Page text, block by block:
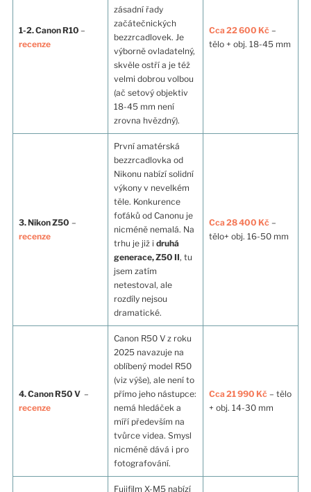
1-2. Canon R10 –
recenze
zásadní řady
začátečnických
bezzrcadlovek. Je
výborně ovladatelný,
skvěle ostří a je též
velmi dobrou volbou
(ač setový objektiv
18-45 mm není
zrovna hvězdný).
Cca 22 600 Kč–
tělo + obj. 18-45 mm
3. Nikon Z50 –
recenze
První amatérská
bezzrcadlovka od
Nikonu nabízí solidní
výkony v nevelkém
těle. Konkurence
foťáků od Canonu je
nicméně nemalá. Na
trhu je již i druhá
generace, Z50 II, tu
jsem zatím
netestoval, ale
rozdíly nejsou
dramatické.
Cca 28 400 Kč–
tělo+ obj. 16-50 mm
4. Canon R50 V –
recenze
Canon R50 V z roku
2025 navazuje na
oblíbený model R50
(viz výše), ale není to
přímo jeho nástupce:
nemá hledáček a
míří především na
tvůrce videa. Smysl
nicméně dává i pro
fotografování.
Cca 21 990 Kč– tělo
+ obj. 14-30 mm
Fujifilm X-M5 nabízí